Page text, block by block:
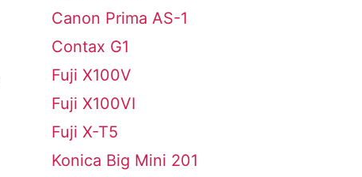
Canon Prima AS-1
Contax G1
Fuji X100V
Fuji X100VI
Fuji X-T5
Konica Big Mini 201